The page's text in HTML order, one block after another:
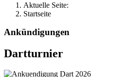
Aktuelle Seite:
Startseite
Ankündigungen
Dartturnier